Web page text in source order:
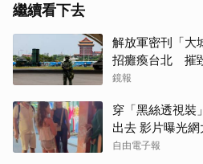
繼續看下去
解放軍密刊「大
招癱瘓台北 摧
鏡報
穿「黑絲透視裝
出去 影片曝光網
自由電子報